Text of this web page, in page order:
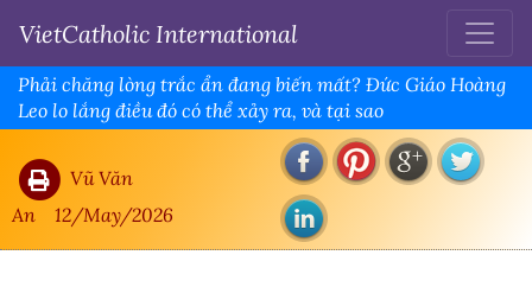
VietCatholic International
Phải chăng lòng trắc ẩn đang biến mất? Đức Giáo Hoàng
Leo lo lắng điều đó có thể xảy ra, và tại sao
Vũ Văn
An
12/May/2026